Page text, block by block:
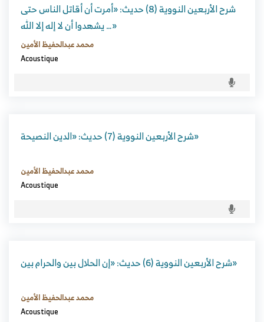
شرح الأربعين النووية (8) حديث: «أمرت أن أقاتل الناس حتى
يشهدوا أن لا إله إلا الله …»
محمد عبدالحفيظ الأمين
Acoustique
شرح الأربعين النووية (7) حديث: «الدين النصيحة»
محمد عبدالحفيظ الأمين
Acoustique
شرح الأربعين النووية (6) حديث: «إن الحلال بين والحرام بين»
محمد عبدالحفيظ الأمين
Acoustique